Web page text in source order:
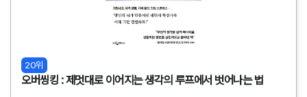
20위
오버씽킹 : 제멋대로 이어지는 생각의 루프에서 벗어나는 법